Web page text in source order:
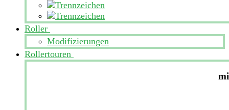
Roller
Modifizierungen
Rollertouren